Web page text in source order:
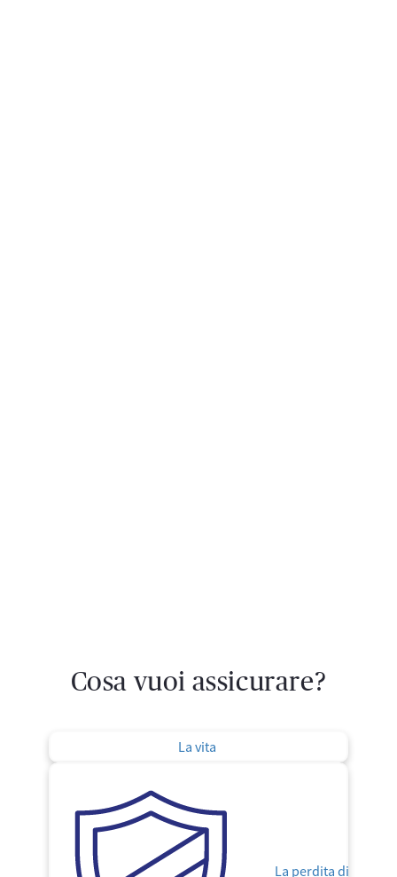
Cosa vuoi assicurare?
La vita
La perdita di